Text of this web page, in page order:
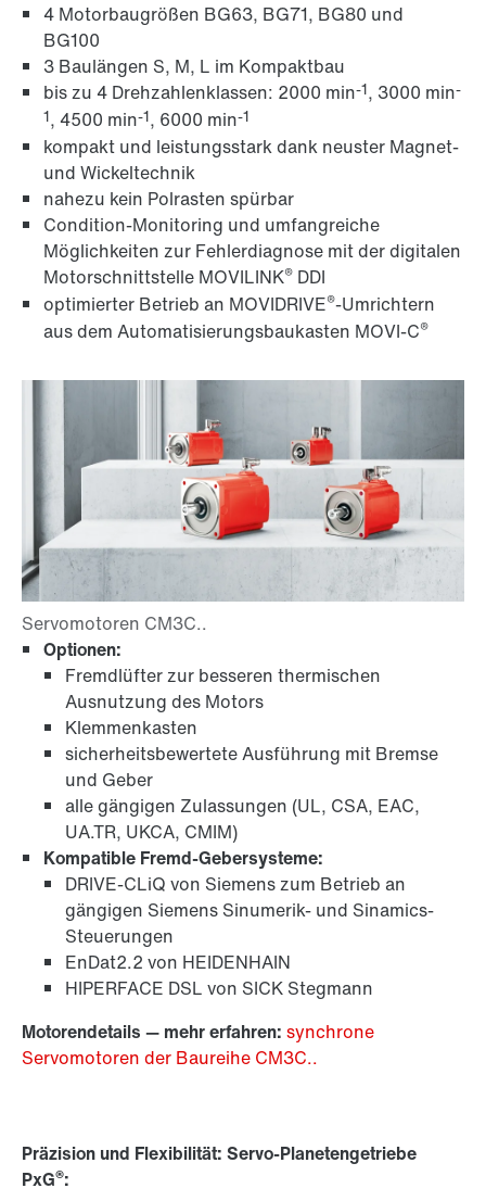
4 Motorbaugrößen BG63, BG71, BG80 und
BG100
3 Baulängen S, M, L im Kompaktbau
bis zu 4 Drehzahlenklassen: 2000 min-1, 3000 min-
1, 4500 min-1, 6000 min-1
kompakt und leistungsstark dank neuster Magnet-
und Wickeltechnik
nahezu kein Polrasten spürbar
Condition-Monitoring und umfangreiche
Möglichkeiten zur Fehlerdiagnose mit der digitalen
Motorschnittstelle MOVILINK® DDI
optimierter Betrieb an MOVIDRIVE®-Umrichtern
aus dem Automatisierungsbaukasten MOVI-C®
Optionen:
Fremdlüfter zur besseren thermischen
Ausnutzung des Motors
Klemmenkasten
sicherheitsbewertete Ausführung mit Bremse
und Geber
alle gängigen Zulassungen (UL, CSA, EAC,
UA.TR, UKCA, CMIM)
Kompatible Fremd-Gebersysteme:
DRIVE-CLiQ von Siemens zum Betrieb an
gängigen Siemens Sinumerik- und Sinamics-
Steuerungen
EnDat2.2 von HEIDENHAIN
HIPERFACE DSL von SICK Stegmann
Motorendetails — mehr erfahren: synchrone
Servomotoren der Baureihe CM3C..
Präzision und Flexibilität: Servo-Planetengetriebe
PxG®: